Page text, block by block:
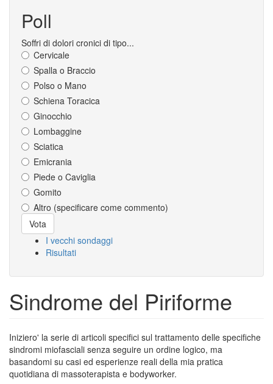
Poll
Soffri di dolori cronici di tipo...
Cervicale
Spalla o Braccio
Polso o Mano
Schiena Toracica
Ginocchio
Lombaggine
Sciatica
Emicrania
Piede o Caviglia
Gomito
Altro (specificare come commento)
Scelte
Vota
I vecchi sondaggi
Risultati
Sindrome del Piriforme
Iniziero' la serie di articoli specifici sul trattamento delle specifiche
sindromi miofasciali senza seguire un ordine logico, ma
basandomi su casi ed esperienze reali della mia pratica
quotidiana di massoterapista e bodyworker.